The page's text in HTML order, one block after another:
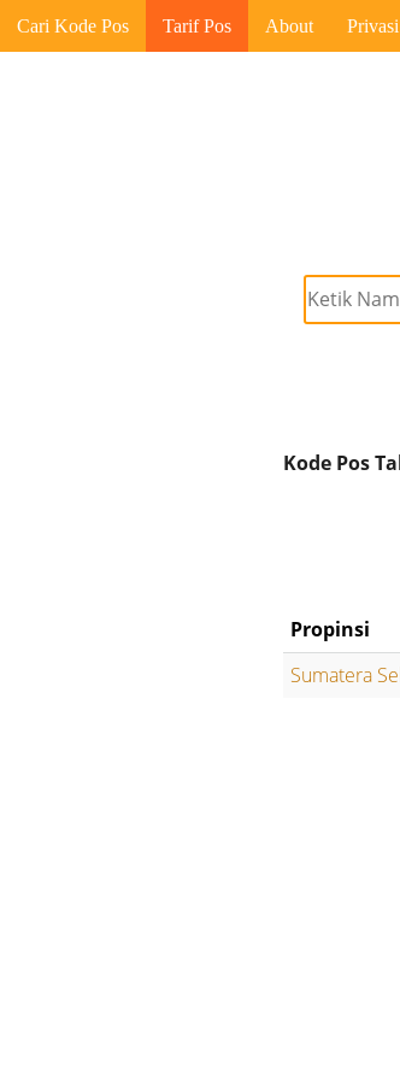
Cari Kode Pos Tarif Pos About Privasi
Kode Pos
Propinsi
Sumatera